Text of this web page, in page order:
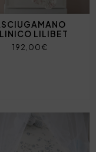
LILIBET
192,00€